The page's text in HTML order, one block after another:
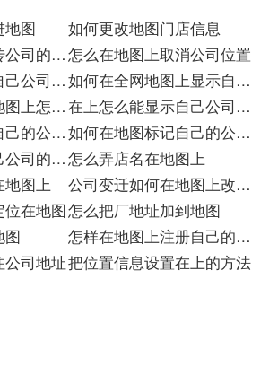
地图
如何更改地图门店信息
司的位怎么在地图上取消公司位置
公司名如何在全网地图上显示自己
的店面
上怎样在上怎么能显示自己公司位
置
的公司如何在地图标记自己的公司
店标
司的名怎么弄店名在地图上
图上
公司变迁如何在地图上改过
来
在地图怎么把厂地址加到地图
图
怎样在地图上注册自己的位
置
司地址把位置信息设置在上的方法